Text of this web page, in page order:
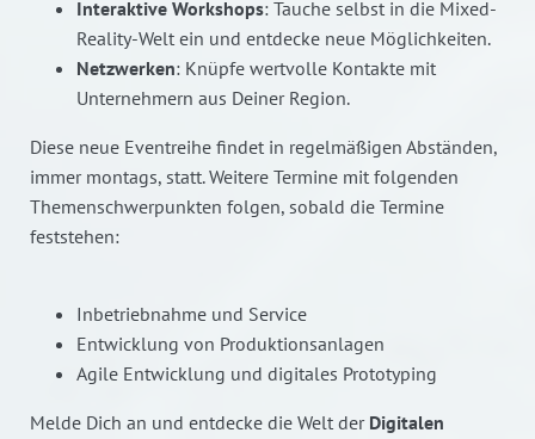
Interaktive Workshops: Tauche selbst in die Mixed-
Reality-Welt ein und entdecke neue Möglichkeiten.
Netzwerken: Knüpfe wertvolle Kontakte mit
Unternehmern aus Deiner Region.
Diese neue Eventreihe findet in regelmäßigen Abständen,
immer montags, statt. Weitere Termine mit folgenden
Themenschwerpunkten folgen, sobald die Termine
feststehen:
Inbetriebnahme und Service
Entwicklung von Produktionsanlagen
Agile Entwicklung und digitales Prototyping
Melde Dich an und entdecke die Welt der Digitalen